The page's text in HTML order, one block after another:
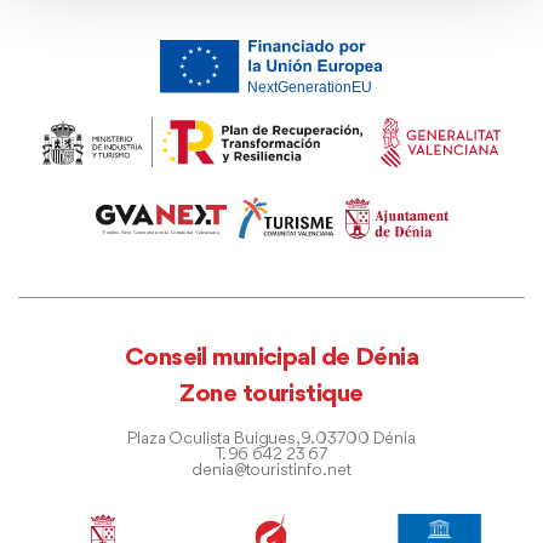
Conseil municipal de Dénia
Zone touristique
Plaza Oculista Buigues, 9. 03700 Dénia
T. 96 642 23 67
denia@touristinfo.net